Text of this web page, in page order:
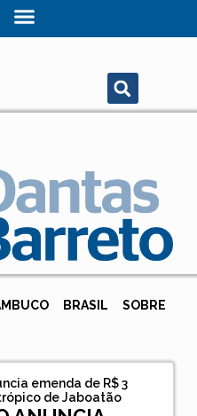
BRASIL SOBRE
emenda de R$ 3
de Jaboatão